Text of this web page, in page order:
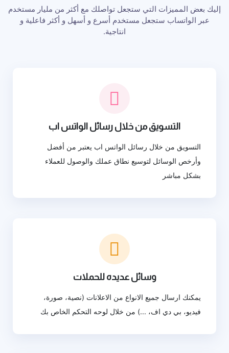
إليك بعض المميزات التي ستجعل تواصلك مع أكثر من مليار مستخدم
عبر الواتساب ستجعل مستخدم أسرع و أسهل و أكثر فاعلية و
انتاجية.
التسويق من خلال رسائل الواتس اب
التسويق من خلال رسائل الواتس اب يعتبر من أفضل
وأرخص الوسائل لتوسيع نطاق عملك والوصول للعملاء
بشكل مباشر
وسائل عديده للحملات
يمكنك ارسال جميع الانواع من الاعلانات (نصية، صورة،
فيديو، بي دي اف، ...) من خلال لوحه التحكم الخاص بك